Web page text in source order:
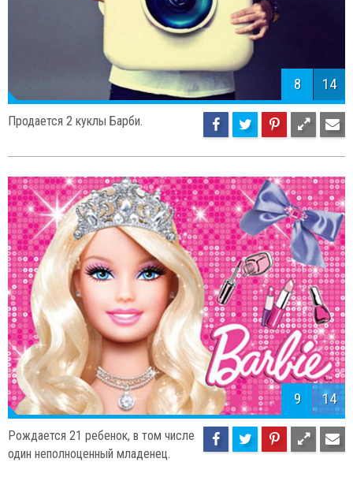
8 14
Продается 2 куклы Барби.
9 14
Рождается 21 ребенок, в том числе
один неполноценный младенец.